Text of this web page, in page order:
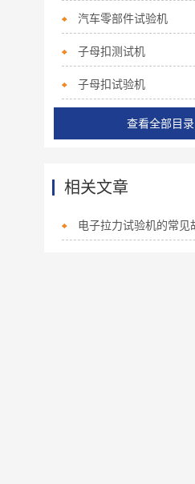
汽车零部件试验机
子母扣测试机
子母扣试验机
查看全部目录
相关文章